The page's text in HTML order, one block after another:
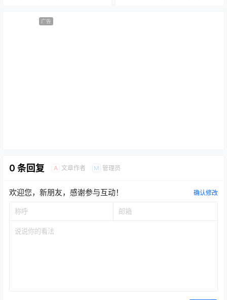
广告
0 条回复 A 文章作者 M 管理员
欢迎您，新朋友，感谢参与互动！ 确认修改